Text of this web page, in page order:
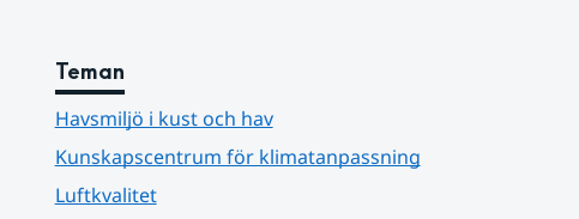
Teman
Havsmiljö i kust och hav
Kunskapscentrum för klimatanpassning
Luftkvalitet